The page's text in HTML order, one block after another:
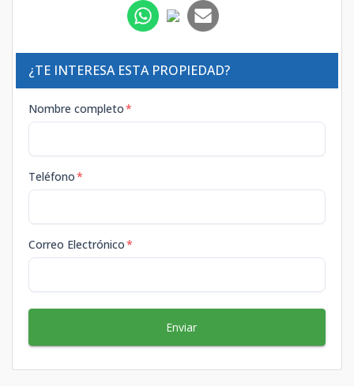
¿TE INTERESA ESTA PROPIEDAD?
Nombre completo*
Teléfono*
Correo Electrónico*
Enviar